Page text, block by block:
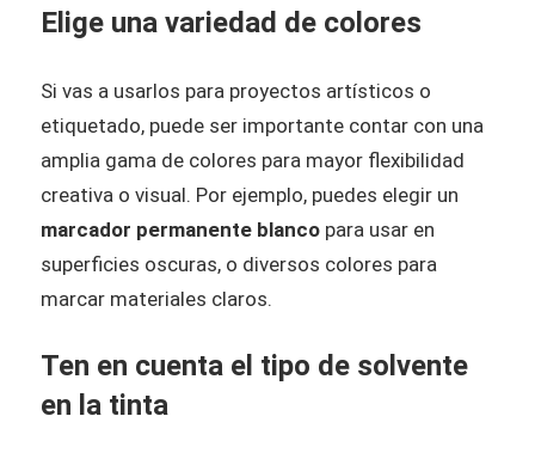
Elige una variedad de colores
Si vas a usarlos para proyectos artísticos o
etiquetado, puede ser importante contar con una
amplia gama de colores para mayor flexibilidad
creativa o visual. Por ejemplo, puedes elegir un
marcador permanente blanco para usar en
superficies oscuras, o diversos colores para
marcar materiales claros.
Ten en cuenta el tipo de solvente
en la tinta